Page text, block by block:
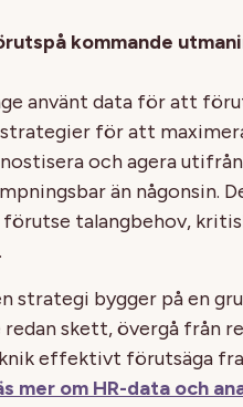
kommande
använt data för att
för att
och agera utifrån
än någonsin.
talangbehov,
strategi bygger på en
skett, övergå från
effektivt förutsäga
mer om HR-data och